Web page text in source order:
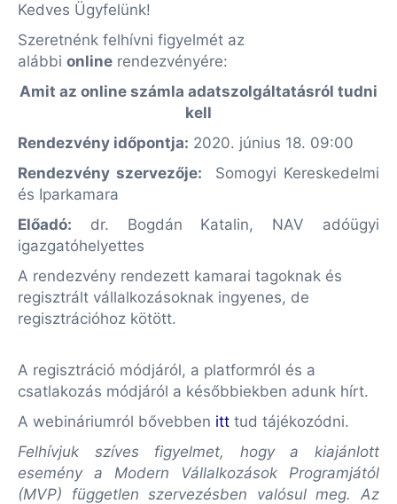
Kedves Ügyfelünk!
Szeretnénk felhívni figyelmét az
alábbi online rendezvényére:
Amit az online számla adatszolgáltatásról tudni
kell
Rendezvény időpontja: 2020. június 18. 09:00
Rendezvény szervezője: Somogyi Kereskedelmi
és Iparkamara
Előadó: dr. Bogdán Katalin, NAV adóügyi
igazgatóhelyettes
A rendezvény rendezett kamarai tagoknak és
regisztrált vállalkozásoknak ingyenes, de
regisztrációhoz kötött.
A regisztráció módjáról, a platformról és a
csatlakozás módjáról a későbbiekben adunk hírt.
A webináriumról bővebben itt tud tájékozódni.
Felhívjuk szíves figyelmet, hogy a kiajánlott
esemény a Modern Vállalkozások Programjától
(MVP) független szervezésben valósul meg. Az